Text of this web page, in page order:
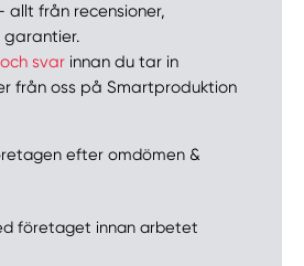
från recensioner,
svar innan du tar in
från oss på Smartproduktion
efter omdömen &
företaget innan arbetet